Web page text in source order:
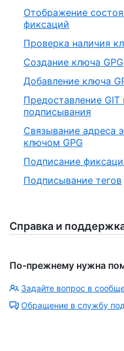
Отображение
фиксаций
Проверка наличия
Создание ключа GPG
Добавление ключа
Предоставление
подписывания
Связывание адреса
ключом GPG
Подписание
Подписывание тегов
Справка и
По-прежнему нужна
Задайте вопрос в
Обращение в службу